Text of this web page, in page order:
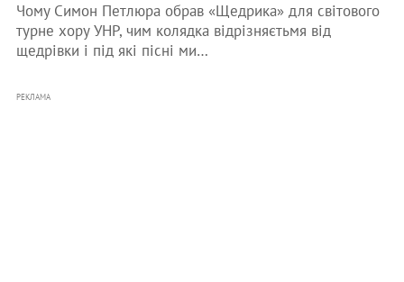
Чому Симон Петлюра обрав «Щедрика» для світового
турне хору УНР, чим колядка відрізняєтьмя від
щедрівки і під які пісні ми…
РЕКЛАМА